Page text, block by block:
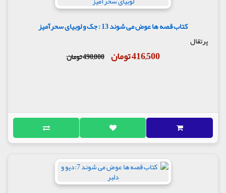
کتاب قصه ها عوض می شوند 13 : جک و لوبیای سحرآمیز
پرتقال
416,500 تومان 490,000 تومان